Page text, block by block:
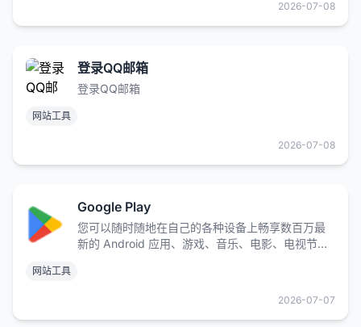
2026-07-08
登录QQ邮箱
登录QQ邮箱
网站工具
2026-07-08
Google Play
您可以随时随地在自己的各种设备上畅享数百万最
新的 Android 应用、游戏、音乐、电影、电视节
网站工具
2026-07-07